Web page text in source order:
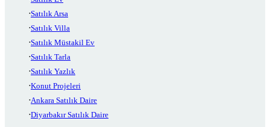
Satılık Arsa
Satılık Villa
Satılık Müstakil Ev
Satılık Tarla
Satılık Yazlık
Konut Projeleri
Ankara Satılık Daire
Diyarbakır Satılık Daire